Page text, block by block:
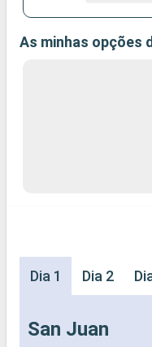
As minhas opções
Dia 1 Dia 2
San Juan